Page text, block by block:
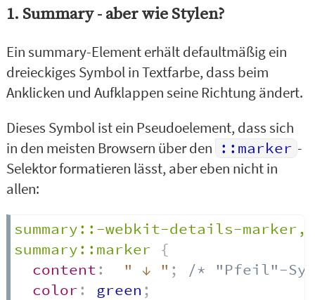
1. Summary - aber wie Stylen?
Ein summary-Element erhält defaultmäßig ein
dreieckiges Symbol in Textfarbe, dass beim
Anklicken und Aufklappen seine Richtung ändert.
Dieses Symbol ist ein Pseudoelement, dass sich
in den meisten Browsern über den ::marker -
Selektor formatieren lässt, aber eben nicht in
allen:
summary::-webkit-details-marker,
summary::marker
{
content: " ↓ " ;
/* "Pfeil"-
color: green ;